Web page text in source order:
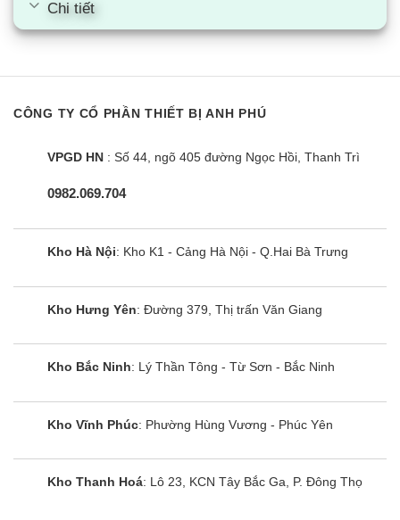
Chi tiết
CÔNG TY CỔ PHẦN THIẾT BỊ ANH PHÚ
VPGD HN : Số 44, ngõ 405 đường Ngọc Hồi, Thanh Trì
0982.069.704
Kho Hà Nội: Kho K1 - Cảng Hà Nội - Q.Hai Bà Trưng
Kho Hưng Yên: Đường 379, Thị trấn Văn Giang
Kho Bắc Ninh: Lý Thần Tông - Từ Sơn - Bắc Ninh
Kho Vĩnh Phúc: Phường Hùng Vương - Phúc Yên
Kho Thanh Hoá: Lô 23, KCN Tây Bắc Ga, P. Đông Thọ